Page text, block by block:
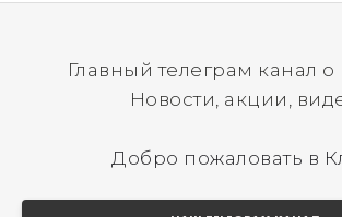
Главный телеграм канал о
Новости, акции,
Добро пожаловать в